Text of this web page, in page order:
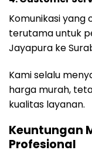
Komunikasi yang
terutama untuk
Jayapura ke
Kami selalu
harga murah,
kualitas layanan.
Keuntungan
Profesional